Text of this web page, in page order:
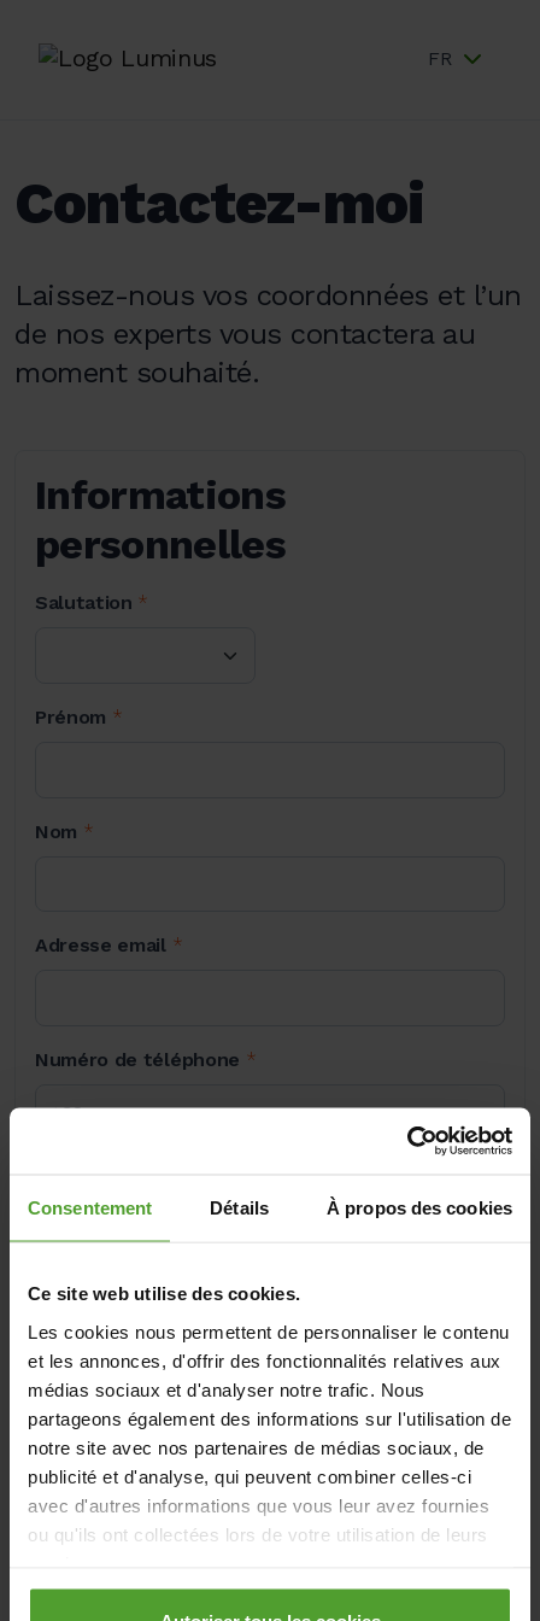
Consentement Détails À propos des cookies
Ce site web utilise des cookies.
Les cookies nous permettent de personnaliser le contenu
et les annonces, d'offrir des fonctionnalités relatives aux
médias sociaux et d'analyser notre trafic. Nous
partageons également des informations sur l'utilisation de
notre site avec nos partenaires de médias sociaux, de
publicité et d'analyse, qui peuvent combiner celles-ci
avec d'autres informations que vous leur avez fournies
ou qu'ils ont collectées lors de votre utilisation de leurs
FR
Contactez-moi
Laissez-nous vos coordonnées et l’un
de nos experts vous contactera au
moment souhaité.
Informations
personnelles
Salutation *
Prénom *
Nom *
Adresse email *
Numéro de téléphone *
Quel est le meilleur moment pour vous joindre
(Plusieurs choix possibles)
error!
Avez-vous un code promo ?